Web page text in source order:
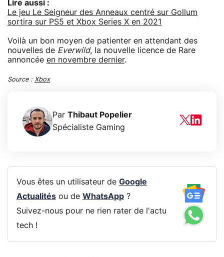
Lire aussi :
Le jeu Le Seigneur des Anneaux centré sur Gollum
sortira sur PS5 et Xbox Series X en 2021
Voilà un bon moyen de patienter en attendant des
nouvelles de Everwild, la nouvelle licence de Rare
annoncée en novembre dernier.
Source : Xbox
Par Thibaut Popelier
Spécialiste Gaming
Vous êtes un utilisateur de Google
Actualitésou de WhatsApp?
Suivez-nous pour ne rien rater de l'actu
tech !